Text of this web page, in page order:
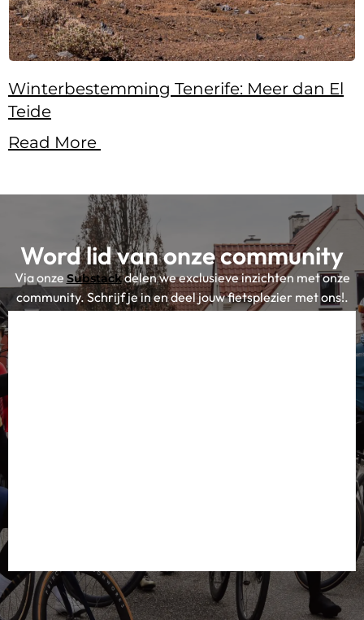
Winterbestemming Tenerife: Meer dan El
Teide
Read More
Word lid van onze community
Via onze Substackdelen we exclusieve inzichten met onze
community. Schrijf je in en deel jouw fietsplezier met ons!.